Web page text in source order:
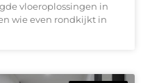
vloeroplossingen in
wie even rondkijkt in